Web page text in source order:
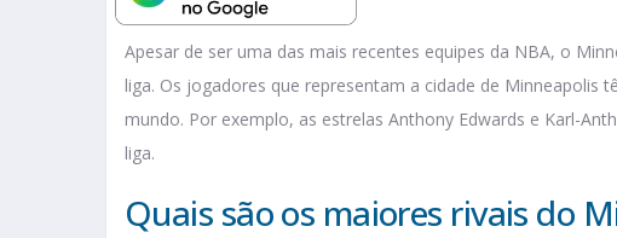
Apesar de ser uma das mais recentes equipes da NBA, o
liga. Os jogadores que representam a cidade de Minneapolis
mundo. Por exemplo, as estrelas Anthony Edwards e Karl-
liga.
Quais são os maiores rivais do